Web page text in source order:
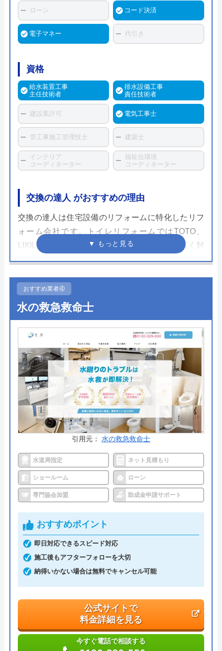
ローン コード決済
電子マネー 代引き
資格
給水装置工事
主任技術者
排水設備工事
責任技術者
建設業許可 電気工事士
管工事施工管理技士 建築士
インテリア
コーディネーター
福祉住環境
コーディネーター
交換の達人 がおすすめの理由
交換の達人は住宅設備のリフォームに特化したリフ
ォーム会社です。トイレリフォームではTOTO、
LIXIL、Panasonicを中心に人気シリーズに幅広く対
応しています。富田林市を含めて全国約200の市区
め安心して施工を依頼できます。
施工を行うスタッフは水道や電気、ガスといった資
格を保有しているため住宅設備のことならなんでも
任せられる安心感も嬉しいポイント。見積もりや依
頼はWeb上で完結できるので急いでいる方や時間の
ない方にもおすすめの業者です。
公式サイトで
料金詳細を見る
交換の達人 の基本情報
運営会社 株式会社ハウスラボ
代表者
創業・設立 平成21年5月1日設立
本社所在地
〒556-0014
大阪府大阪市浪速区大国2丁目1番6号
おすすめ業者④
水の救急救命士
引用元： 水の救急救命士
水道局指定 ネット見積もり
ショールーム ローン
専門協会加盟 助成金申請サポート
おすすめポイント
即日対応できるスピード対応
施工後もアフターフォローを大切
納得いかない場合は無料でキャンセル可能
公式サイトで
料金詳細を見る
今すぐ電話で相談する